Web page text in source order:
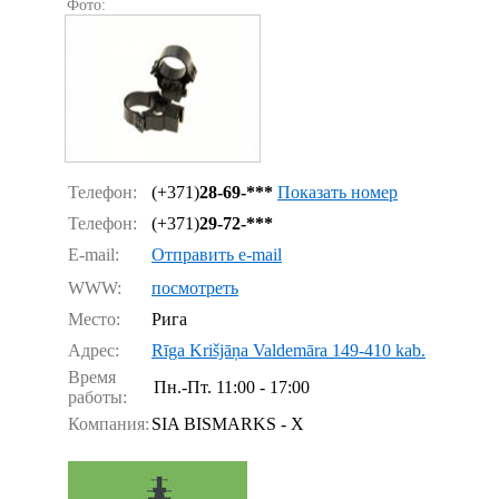
Фото:
Телефон: (+371)28-69-*** Показать номер
Телефон:
(+371)29-72-***
E-mail:
Отправить e-mail
WWW:
посмотреть
Место:
Рига
Адрес:
Rīga Krišjāņa Valdemāra 149-410 kab.
Время
работы:
Пн.-Пт. 11:00 - 17:00
Компания: SIA BISMARKS - X